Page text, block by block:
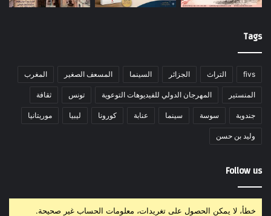
Tags
fivs التراث الجزائر السينما المسعف الصغير المغرب
المنستير المهرجان الدولي للفيديوهات التوعوية تونس ثقافة
جندوبة سوسة سينما عنابة كورونا ليبيا موريتانيا
وليد بن حسن
Follow us
خطأ، لا يمكن الحصول على تغريدات، معلومات الحساب غير صحيحة.